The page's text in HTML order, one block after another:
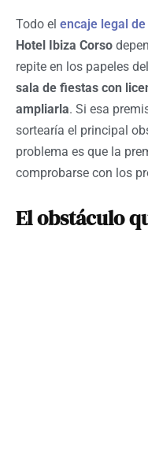
Todo el encaje legal de
Hotel Ibiza Corso
repite en los papeles
sala de fiestas con
ampliarla. Si esa
sortearía el principal
problema es que la
comprobarse con los
El obstáculo